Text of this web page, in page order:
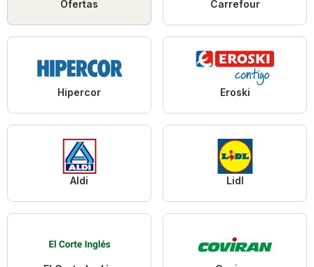
Ofertas Carrefour
Hipercor Eroski
Aldi Lidl